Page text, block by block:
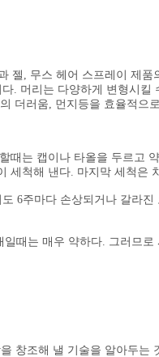
젤, 무스 헤어 스프레이 제
. 머리는 다양하게 변형시
의 더러움, 먼지등을 효율적으
때는 캡이나 타올을 두르고
세척해 낸다. 마지막 세척은
6주마다 손상되거나 갈라
때는 매우 약하다. 그러므
창조해 낼 기술을 알아두는